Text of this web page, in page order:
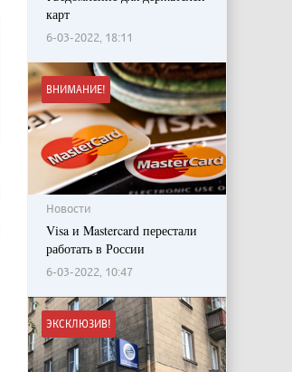
карт
6-03-2022, 18:11
ВНИМАНИЕ!
Новости
Visa и Mastercard перестали
работать в России
6-03-2022, 10:47
ЭКСКЛЮЗИВ!